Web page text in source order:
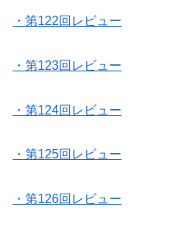
・第122回レビュー
・第123回レビュー
・第124回レビュー
・第125回レビュー
・第126回レビュー